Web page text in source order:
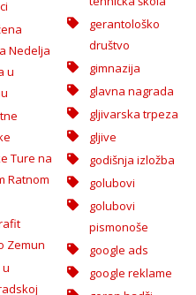
Nedelja
u
Ture na
Ratnom
Zemun
gerantološko
društvo
gimnazija
glavna nagrada
gljivarska trpeza
gljive
godišnja izložba
golubovi
golubovi
pismonoše
google ads
google reklame